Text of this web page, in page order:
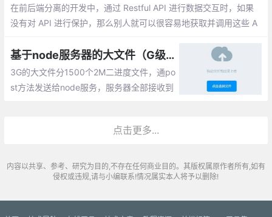
在前后端分离的开发中，通过 Restful API 进行数据交互时，如果
没有对 API 进行保护，那么别人就可以很容易地获取并调用这些 A
基于node服务器的大文件（G级）上传
3G的大文件分1500个2M二进度文件，通po
st方法发送给node服务，服务器全部接收到
点击更多...
内容以共享、参考、研究为目的,不存在任何商业目的。其版权属原作者所有,如有
侵权或违规,请与小编联系!情况属实本人将予以删除!